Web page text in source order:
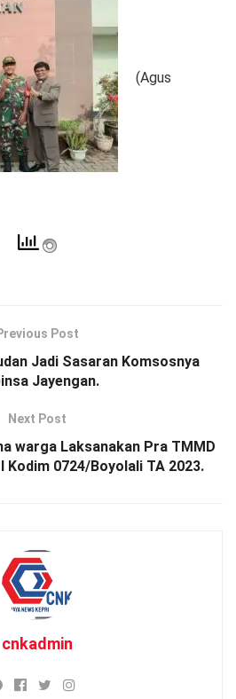
(Agus
Post
Jadi Sasaran Komsosnya
Jayengan.
Next Post
warga Laksanakan Pra TMMD
Kodim 0724/Boyolali TA 2023.
cnkadmin